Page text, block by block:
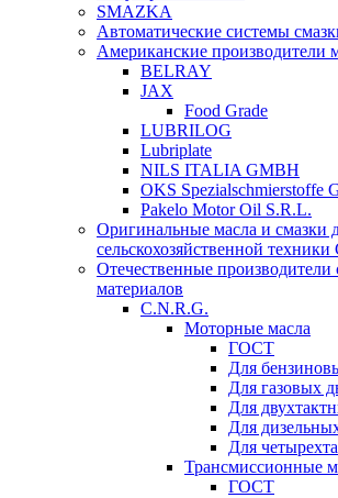
SMAZKA
Автоматические системы
Американские производители
BELRAY
JAX
Food Grade
LUBRILOG
Lubriplate
NILS ITALIA GMBH
OKS Spezialschmierstoffe
Pakelo Motor Oil S.R.L.
Оригинальные масла и смазки
сельскохозяйственной
Отечественные производители
материалов
C.N.R.G.
Моторные масла
ГОСТ
Для
Для газовых
Для
Для
Для
Трансмиссионные
ГОСТ